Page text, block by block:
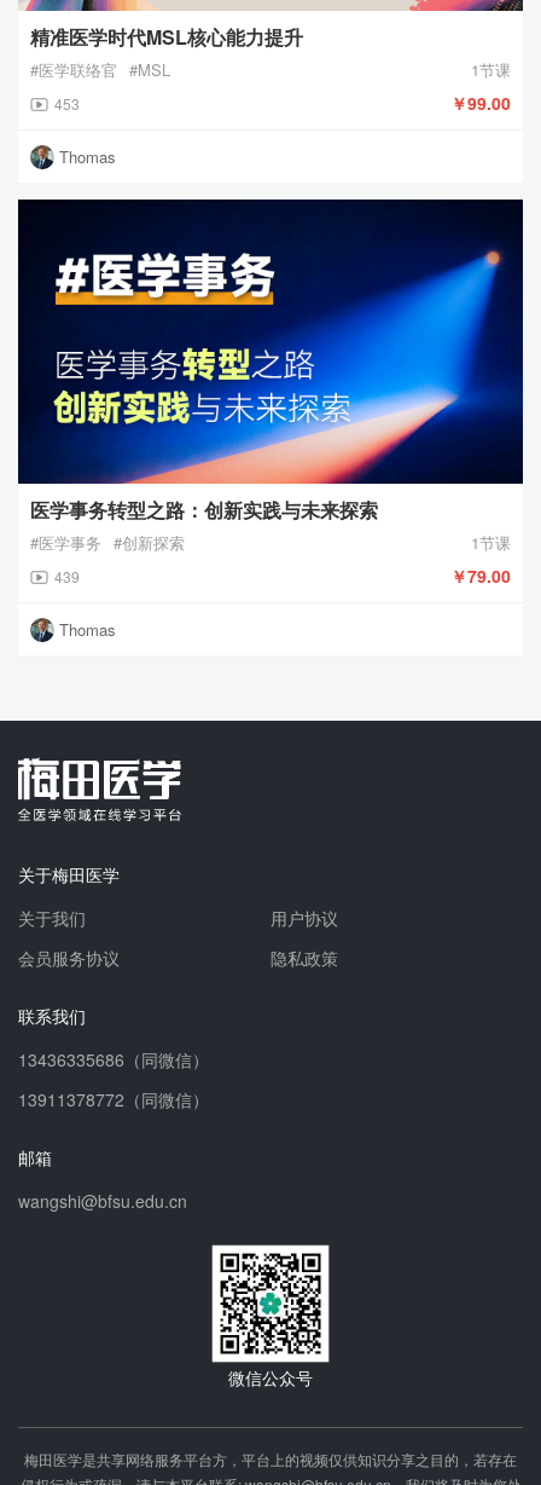
精准医学时代MSL核心能力提升
#医学联络官 #MSL 1节课
453 ￥99.00
Thomas
医学事务转型之路：创新实践与未来探索
#医学事务 #创新探索 1节课
439 ￥79.00
Thomas
关于梅田医学
关于我们
用户协议
会员服务协议
隐私政策
联系我们
13436335686（同微信）
13911378772（同微信）
邮箱
wangshi@bfsu.edu.cn
微信公众号
梅田医学是共享网络服务平台方，平台上的视频仅供知识分享之目的，若存在